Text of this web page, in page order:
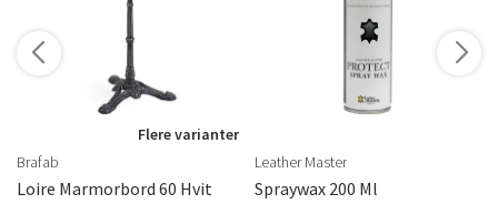
Flere varianter
Brafab
Loire Marmorbord 60 Hvit
Leather Master
Spraywax 200 Ml